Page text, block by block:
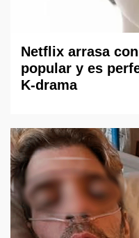
Netflix arrasa
popular y es
K-drama